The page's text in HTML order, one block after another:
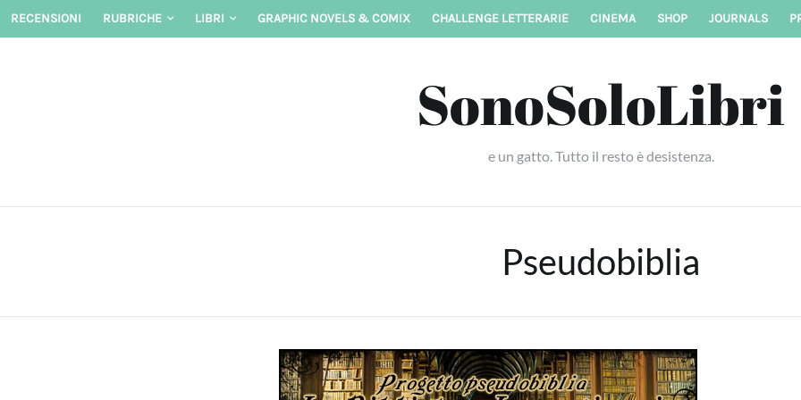
Skip
RECENSIONI RUBRICHE LIBRI GRAPHIC NOVELS & COMIX CHALLENGE LETTERARIE CINEMA SHOP JOURNALS
SonoSoloLibri
e un gatto. Tutto il resto è desistenza.
Pseudobiblia